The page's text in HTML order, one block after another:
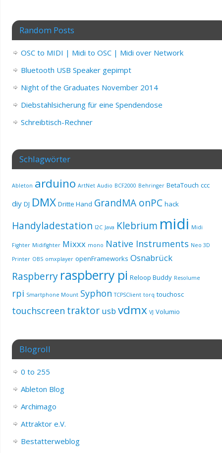
Random Posts
OSC to MIDI | Midi to OSC | Midi over Network
Bluetooth USB Speaker gepimpt
Night of the Graduates November 2014
Diebstahlsicherung für eine Spendendose
Schreibtisch-Rechner
Schlagwörter
Ableton arduino ArtNet Audio BCF2000 Behringer BetaTouch ccc
diy DJ DMX Dritte Hand GrandMA onPC hack
Handyladestation I2C Java Klebrium midi Midi
Fighter Midifighter Mixxx mono Native Instruments Neo 3D
Printer OBS omxplayer openFrameworks Osnabrück
Raspberry raspberry pi Reloop Buddy Resolume
rpi Smartphone Mount Syphon TCPSClient torq touchosc
touchscreen traktor usb vdmx VJ Volumio
Blogroll
0 to 255
Ableton Blog
Archimago
Attraktor e.V.
Bestatterweblog